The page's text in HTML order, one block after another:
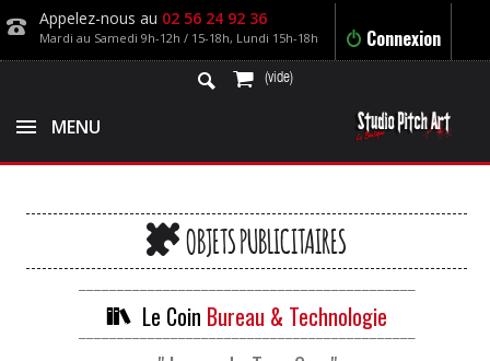
Connexion
Appelez-nous au 02 56 24 92 36
Mardi au Samedi 9h-12h / 15-18h, Lundi 15h-18h
(vide)
MENU
OBJETS PUBLICITAIRES
Le Coin Bureau & Technologie
____________________________________________